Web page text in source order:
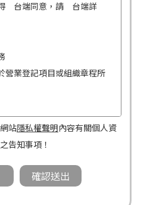
台端同意，請 台端詳
營業登記項目或組織章程所
間、地區、對象及方式
目的存續期間及依法令規定
站隱私權聲明內容有關個人資
告知事項！